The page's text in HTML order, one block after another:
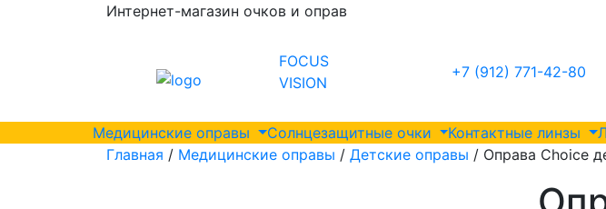
Интернет-магазин очков и оправ
FOCUS
VISION
+7 (912) 771-42-80
Медицинские оправы Солнцезащитные очки Контактные линзы
Главная / Медицинские оправы / Детские оправы / Оправа Choice